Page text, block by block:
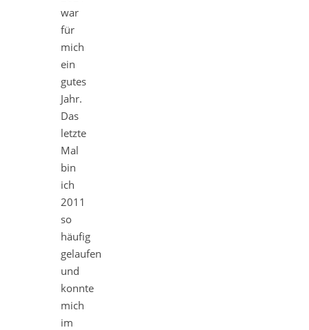
war
für
mich
ein
gutes
Jahr.
Das
letzte
Mal
bin
ich
2011
so
häufig
gelaufen
und
konnte
mich
im